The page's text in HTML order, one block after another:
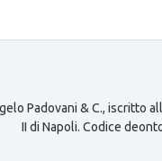
Padovani & C.,
II di Napoli. Codice